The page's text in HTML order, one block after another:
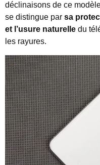
déclinaisons de ce
se distingue par sa
et l’usure naturelle du
les rayures.